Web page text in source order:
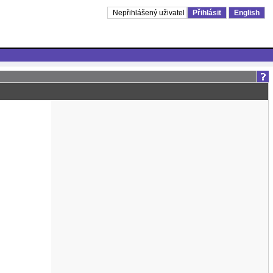
Nepřihlášený uživatel Přihlásit English